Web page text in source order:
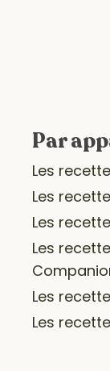
Par
Les
Les
Les
Les
Les
Les